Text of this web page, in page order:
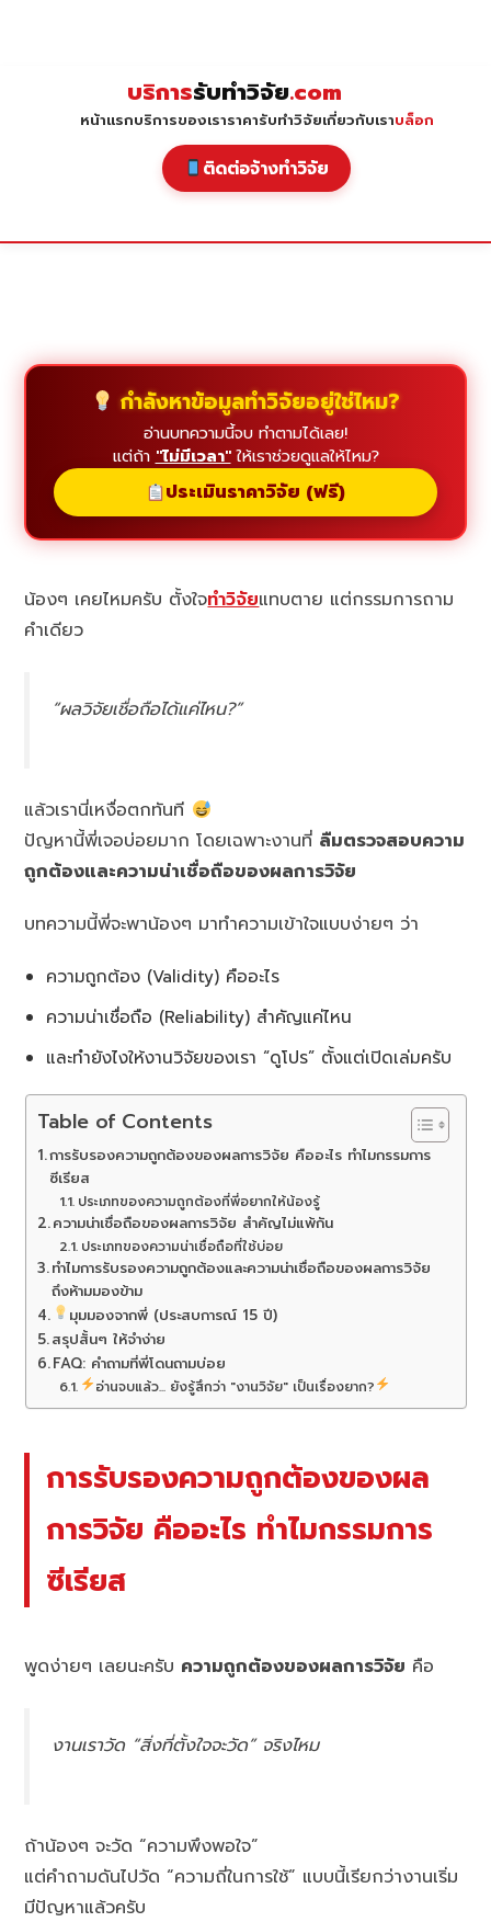
บริการรับทำวิจัย.com
หน้าแรกบริการของเราราคารับทำวิจัยเกี่ยวกับเราบล็อก
ติดต่อจ้างทำวิจัย
กำลังหาข้อมูลทำวิจัยอยู่ใช่ไหม?
อ่านบทความนี้จบ ทำตามได้เลย!
แต่ถ้า "ไม่มีเวลา"ให้เราช่วยดูแลให้ไหม?
ประเมินราคาวิจัย (ฟรี)
น้องๆ เคยไหมครับ ตั้งใจทำวิจัยแทบตาย แต่กรรมการถาม
คำเดียว
“ผลวิจัยเชื่อถือได้แค่ไหน?”
แล้วเรานี่เหงื่อตกทันที
ปัญหานี้พี่เจอบ่อยมาก โดยเฉพาะงานที่ ลืมตรวจสอบความ
ถูกต้องและความน่าเชื่อถือของผลการวิจัย
บทความนี้พี่จะพาน้องๆ มาทำความเข้าใจแบบง่ายๆ ว่า
ความถูกต้อง (Validity) คืออะไร
ความน่าเชื่อถือ (Reliability) สำคัญแค่ไหน
และทำยังไงให้งานวิจัยของเรา “ดูโปร” ตั้งแต่เปิดเล่มครับ
Table of Contents
การรับรองความถูกต้องของผลการวิจัย คืออะไร ทำไมกรรมการ
ซีเรียส
ประเภทของความถูกต้องที่พี่อยากให้น้องรู้
ความน่าเชื่อถือของผลการวิจัย สำคัญไม่แพ้กัน
ประเภทของความน่าเชื่อถือที่ใช้บ่อย
ทำไมการรับรองความถูกต้องและความน่าเชื่อถือของผลการวิจัย
ถึงห้ามมองข้าม
มุมมองจากพี่ (ประสบการณ์ 15 ปี)
สรุปสั้นๆ ให้จำง่าย
FAQ: คำถามที่พี่โดนถามบ่อย
อ่านจบแล้ว... ยังรู้สึกว่า "งานวิจัย" เป็นเรื่องยาก?
การรับรองความถูกต้องของผล
การวิจัย คืออะไร ทำไมกรรมการ
ซีเรียส
พูดง่ายๆ เลยนะครับ ความถูกต้องของผลการวิจัย คือ
งานเราวัด “สิ่งที่ตั้งใจจะวัด” จริงไหม
ถ้าน้องๆ จะวัด “ความพึงพอใจ”
แต่คำถามดันไปวัด “ความถี่ในการใช้” แบบนี้เรียกว่างานเริ่ม
มีปัญหาแล้วครับ